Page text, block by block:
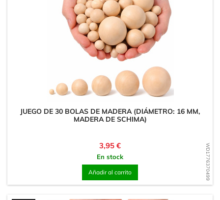
WD1776370499
JUEGO DE 30 BOLAS DE MADERA (DIÁMETRO: 16 MM,
MADERA DE SCHIMA)
Precio
3,95 €
En stock
Añadir al carrito